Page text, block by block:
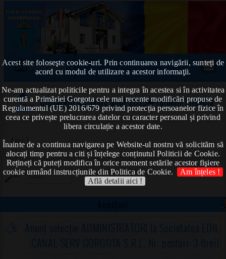
Acest site foloseşte cookie-uri. Prin continuarea navigării, sunteți de
acord cu modul de utilizare a acestor informaţii.
Ne-am actualizat politicile pentru a integra în acestea si în activitatea
curentă a Primăriei Gorgota cele mai recente modificări propuse de
Regulamentul (UE) 2016/679 privind protecția persoanelor fizice în
ceea ce privește prelucrarea datelor cu caracter personal și privind
libera circulație a acestor date.
Înainte de a continua navigarea pe Website-ul nostru vă solicităm să
alocați timp pentru a citi și înțelege conținutul Politicii de Cookie.
Rețineți că puteți modifica în orice moment setările acestor fişiere
cookie urmând instrucțiunile din Politica de Cookie.
Am înțeles !
Află detalii aici !
Prima pagină
Declarații de avere anul 2023➠Tatomir Mihaela
Aici !
Anunțuri
Anunț selecție ADMINISTRATORI la Societatea EDIL
CANAL SERV GORGOTA S.R.L. Nr. posturi: 3 (trei)